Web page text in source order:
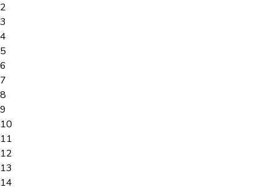
2
3
4
5
6
7
8
9
10
11
12
13
14